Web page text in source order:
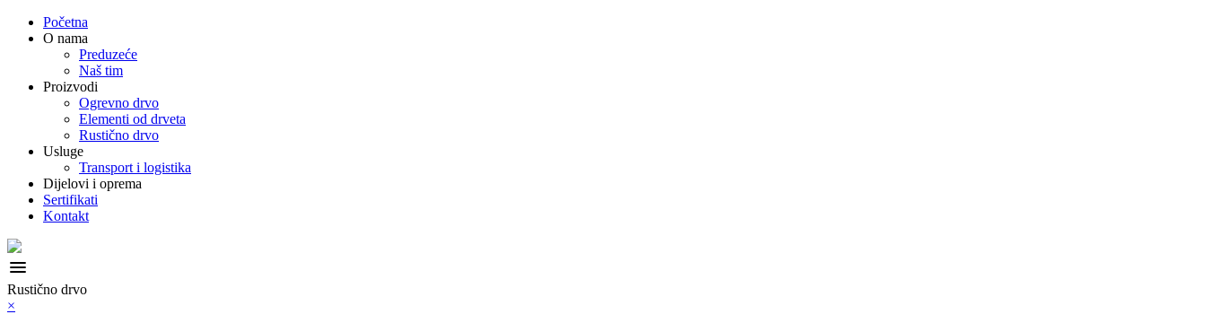
Početna
O nama
Preduzeće
Naš tim
Proizvodi
Ogrevno drvo
Elementi od drveta
Rustično drvo
Usluge
Transport i logistika
Dijelovi i oprema
Sertifikati
Kontakt
menu
Rustično drvo
×